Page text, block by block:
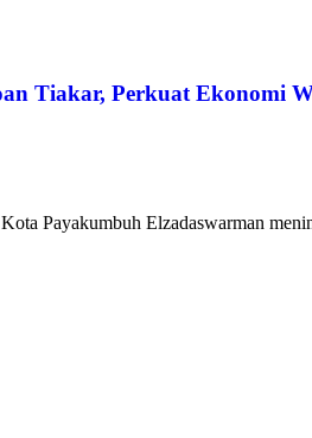
Tiakar, Perkuat Ekonomi
Payakumbuh Elzadaswarman